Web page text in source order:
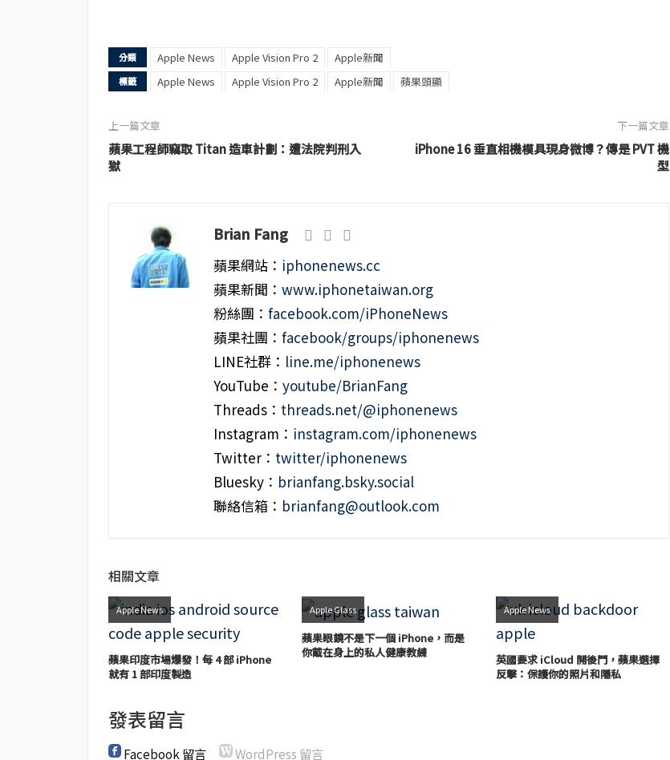
分類 Apple News Apple Vision Pro 2 Apple新聞
標籤 Apple News Apple Vision Pro 2 Apple新聞 蘋果頭顯
上一篇文章
蘋果工程師竊取 Titan 造車計劃：遭法院判刑入
獄
下一篇文章
iPhone 16 垂直相機模具現身微博？傳是 PVT 機
型
Brian Fang
蘋果網站： iphonenews.cc
蘋果新聞： www.iphonetaiwan.org
粉絲團： facebook.com/iPhoneNews
蘋果社團： facebook/groups/iphonenews
LINE社群： line.me/iphonenews
YouTube： youtube/BrianFang
Threads： threads.net/@iphonenews
Instagram： instagram.com/iphonenews
Twitter： twitter/iphonenews
Bluesky： brianfang.bsky.social
聯絡信箱： brianfang@outlook.com
相關文章
Apple News
蘋果印度市場爆發！每 4 部 iPhone
就有 1 部印度製造
Apple Glass
蘋果眼鏡不是下一個 iPhone，而是
你戴在身上的私人健康教練
Apple News
英國要求 iCloud 開後門，蘋果選擇
反擊：保護你的照片和隱私
發表留言
Facebook 留言 WordPress 留言